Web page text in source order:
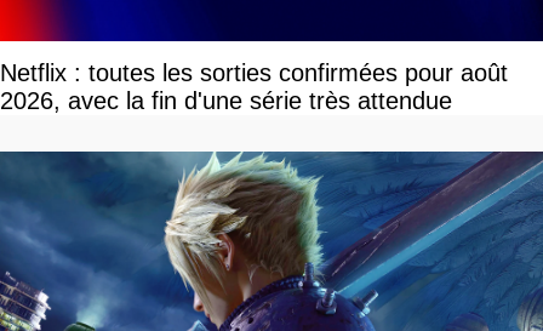
Netflix : toutes les sorties confirmées pour août
2026, avec la fin d'une série très attendue